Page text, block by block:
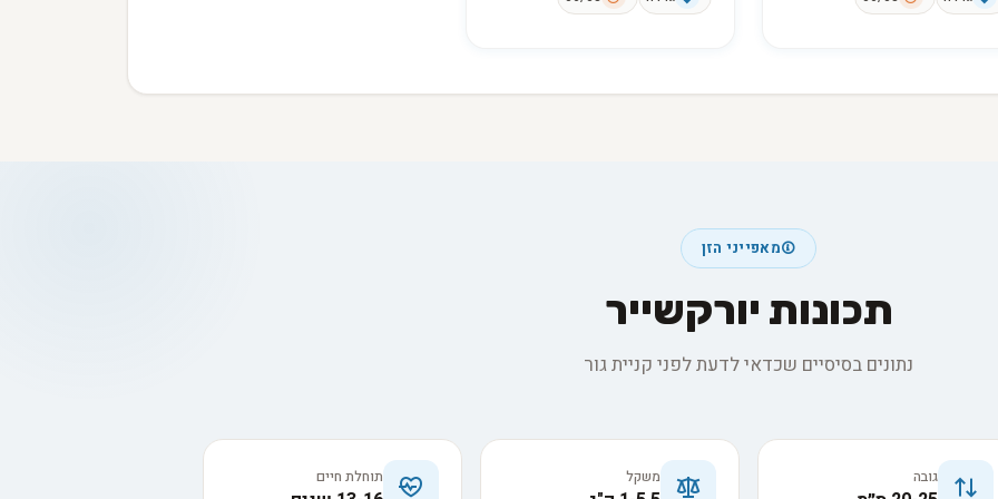
מאפייני הזן
תכונות יורקשייר
נתונים בסיסיים שכדאי לדעת לפני קניית גור
גובה משקל תוחלת חיים